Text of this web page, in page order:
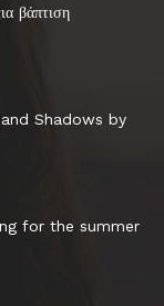
βάπτιση
Shadows by
for the summer